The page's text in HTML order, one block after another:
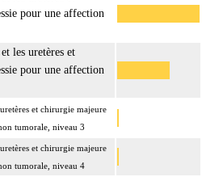
pour une affection
les uretères et
pour une affection
et chirurgie majeure
tumorale, niveau 3
et chirurgie majeure
tumorale, niveau 4